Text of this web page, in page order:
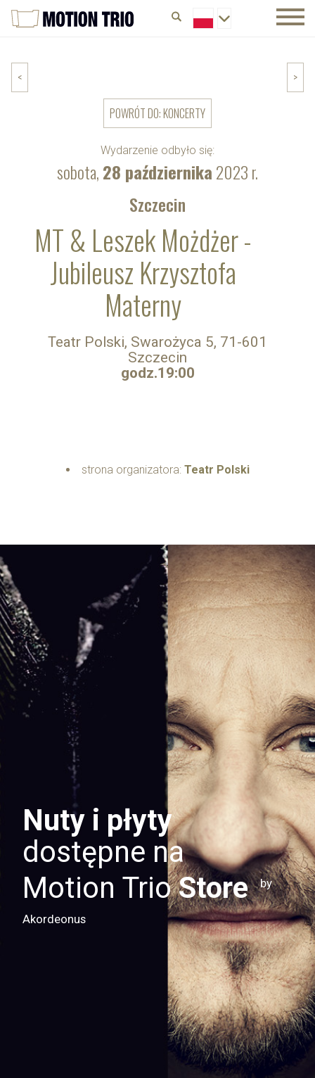
Wydarzenie odbyło się:
sobota,28 października2023 r.
< >
POWRÓT DO: KONCERTY
Szczecin
MT & Leszek Możdżer -
Jubileusz Krzysztofa
Materny
Teatr Polski, Swarożyca 5, 71-601
Szczecin
godz.19:00
strona organizatora: Teatr Polski
Nuty i płyty
dostępne na
Motion TrioStore by
Akordeonus